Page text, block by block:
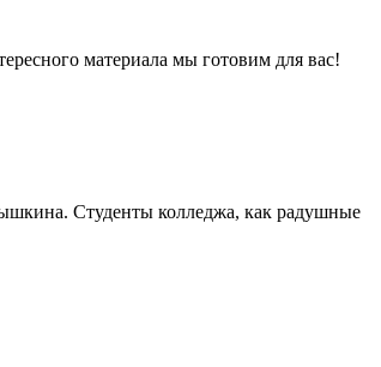
материала мы готовим для вас!
Студенты колледжа, как радушные